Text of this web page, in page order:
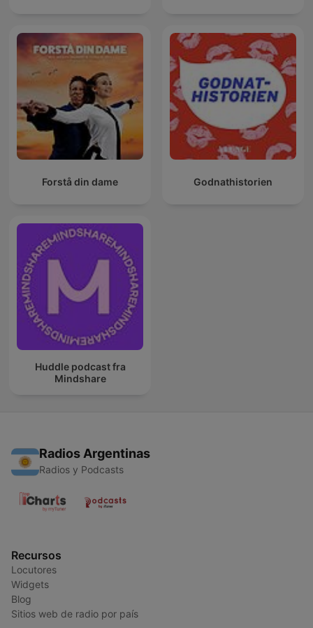
Forstå din dame Godnathistorien
Huddle podcast fra
Mindshare
Radios Argentinas
Radios y Podcasts
Recursos
Locutores
Widgets
Blog
Sitios web de radio por país